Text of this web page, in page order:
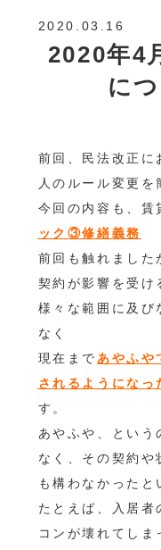
2020.03.16
2020年4
に
前回、民法改正に
人のルール変更を
今回の内容も、賃
ック③修繕義務
前回も触れました
契約が影響を受け
様々な範囲に及び
なく
現在まで あやふや
されるようになっ
す。
あやふや、という
なく、その契約や
も構わなかったと
たとえば、入居者
コンが壊れてし